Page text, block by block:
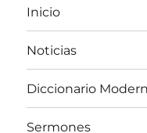
Inicio
Noticias
Diccionario
Sermones